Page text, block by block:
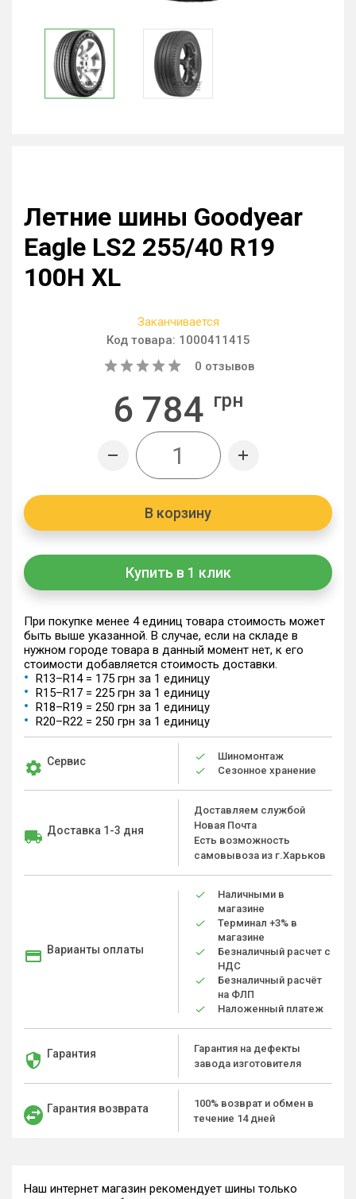
Летние шины Goodyear
Eagle LS2 255/40 R19
100H XL
Заканчивается
Код товара: 1000411415
0 отзывов
6 784 грн
В корзину
Купить в 1 клик
При покупке менее 4 единиц товара стоимость может
быть выше указанной. В случае, если на складе в
нужном городе товара в данный момент нет, к его
стоимости добавляется стоимость доставки.
R13–R14 = 175 грн за 1 единицу
R15–R17 = 225 грн за 1 единицу
R18–R19 = 250 грн за 1 единицу
R20–R22 = 250 грн за 1 единицу
Сервис
Шиномонтаж
Сезонное хранение
Доставка 1-3 дня
Доставляем службой
Новая Почта
Есть возможность
самовывоза из г.Харьков
Варианты оплаты
Наличными в
магазине
Терминал +3% в
магазине
Безналичный расчет с
НДС
Безналичный расчёт
на ФЛП
Наложенный платеж
Гарантия
Гарантия на дефекты
завода изготовителя
Гарантия возврата
100% возврат и обмен в
течение 14 дней
Наш интернет магазин рекомендует шины только